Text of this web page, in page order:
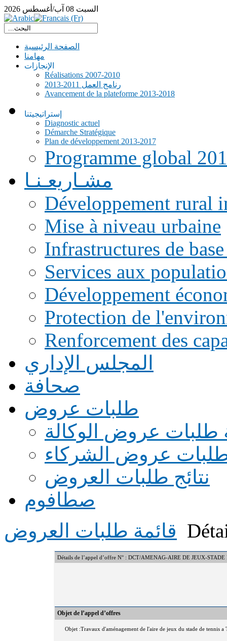
السبت 08 آب/أغسطس 2026
الصفحة الرئيسية
مهامنا
الإنجازات
Réalisations 2007-2010
رنامج العمل 2011-2013
Avancement de la plateforme 2013-2018
إستراتيجيتنا
Diagnostic actuel
Démarche Stratégique
Plan de développement 2013-2017
Programme global
مشـاريعـنـا
Développement rural
Mise à niveau urbaine
Infrastructures de
Services aux
Développement
Protection de
Renforcement des
المجلس الإداري
صحافة
طلبات عروض
طلبات عروض الوكالة
طلبات عروض الشركاء
نتائج طلبات العروض
صطافوم
قائمة طلبات العروض
Détails de l’appel d’offre N° : DCT/AMENAG-AIRE DE JEUX-
Objet de l’appel d’offres
Objet :Travaux d'aménagement de l'aire de jeux du stade de tennis a